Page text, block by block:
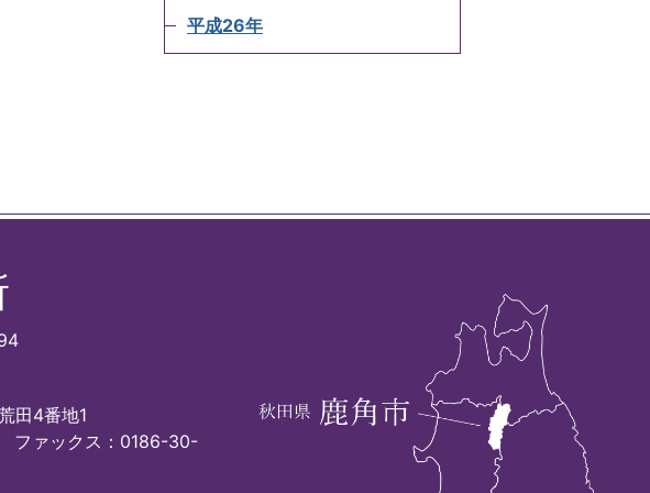
平成26年
田4番地1
ファックス：0186-30-